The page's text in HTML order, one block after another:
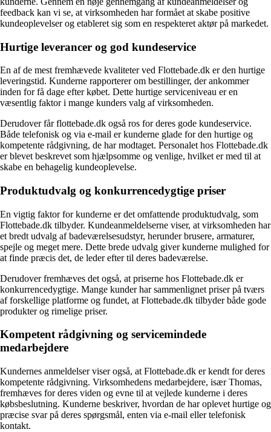
feedback kan vi se, at virksomheden har formået at skabe positive
kundeoplevelser og etableret sig som en respekteret aktør på markedet.
Hurtige leverancer og god kundeservice
En af de mest fremhævede kvaliteter ved Flottebade.dk er den hurtige
leveringstid. Kunderne rapporterer om bestillinger, der ankommer
inden for få dage efter købet. Dette hurtige serviceniveau er en
væsentlig faktor i mange kunders valg af virksomheden.
Derudover får flottebade.dk også ros for deres gode kundeservice.
Både telefonisk og via e-mail er kunderne glade for den hurtige og
kompetente rådgivning, de har modtaget. Personalet hos Flottebade.dk
er blevet beskrevet som hjælpsomme og venlige, hvilket er med til at
skabe en behagelig kundeoplevelse.
Produktudvalg og konkurrencedygtige priser
En vigtig faktor for kunderne er det omfattende produktudvalg, som
Flottebade.dk tilbyder. Kundeanmeldelserne viser, at virksomheden har
et bredt udvalg af badeværelsesudstyr, herunder brusere, armaturer,
spejle og meget mere. Dette brede udvalg giver kunderne mulighed for
at finde præcis det, de leder efter til deres badeværelse.
Derudover fremhæves det også, at priserne hos Flottebade.dk er
konkurrencedygtige. Mange kunder har sammenlignet priser på tværs
af forskellige platforme og fundet, at Flottebade.dk tilbyder både gode
produkter og rimelige priser.
Kompetent rådgivning og servicemindede
medarbejdere
Kundernes anmeldelser viser også, at Flottebade.dk er kendt for deres
kompetente rådgivning. Virksomhedens medarbejdere, især Thomas,
fremhæves for deres viden og evne til at vejlede kunderne i deres
købsbeslutning. Kunderne beskriver, hvordan de har oplevet hurtige og
præcise svar på deres spørgsmål, enten via e-mail eller telefonisk
kontakt.